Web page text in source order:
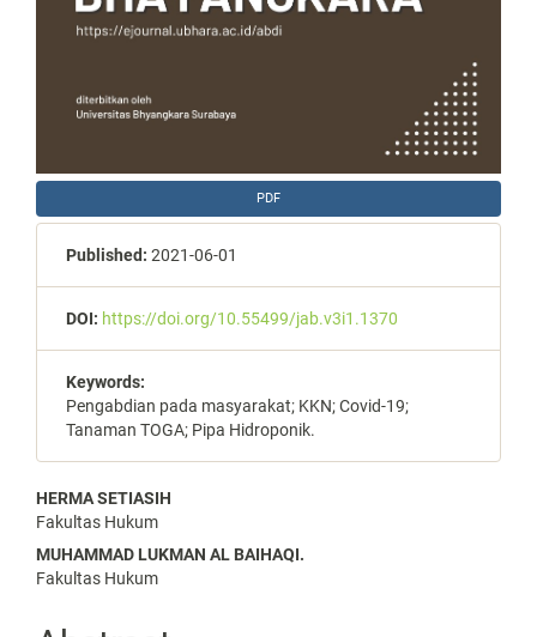
PDF
Published: 2021-06-01
DOI: https://doi.org/10.55499/jab.v3i1.1370
Keywords:
Pengabdian pada masyarakat; KKN; Covid-19;
Tanaman TOGA; Pipa Hidroponik.
Main
Article
Content
HERMA SETIASIH
Fakultas Hukum
MUHAMMAD LUKMAN AL BAIHAQI.
Fakultas Hukum